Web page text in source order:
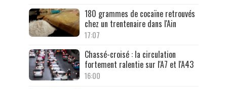
180 grammes de cocaïne retrouvés
chez un trentenaire dans l'Ain
17:07
Chassé-croisé : la circulation
fortement ralentie sur l'A7 et l'A43
16:00